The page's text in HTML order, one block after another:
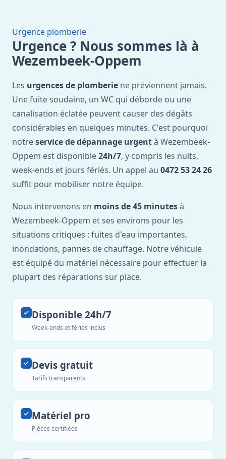
Urgence plomberie
Urgence ? Nous sommes là à
Wezembeek-Oppem
Les urgences de plomberie ne préviennent jamais.
Une fuite soudaine, un WC qui déborde ou une
canalisation éclatée peuvent causer des dégâts
considérables en quelques minutes. C'est pourquoi
notreservice de dépannage urgentà Wezembeek-
Oppem est disponible24h/7, y compris les nuits,
week-ends et jours fériés. Un appel au 0472 53 24 26
suffit pour mobiliser notre équipe.
Nous intervenons en moins de 45 minutesà
Wezembeek-Oppem et ses environs pour les
situations critiques : fuites d'eau importantes,
inondations, pannes de chauffage. Notre véhicule
est équipé du matériel nécessaire pour effectuer la
plupart des réparations sur place.
Disponible 24h/7
Week-ends et fériés inclus
Devis gratuit
Tarifs transparents
Matériel pro
Pièces certifiées